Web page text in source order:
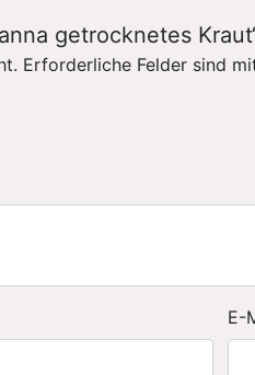
getrocknetes
Erforderliche Felder sind
E-